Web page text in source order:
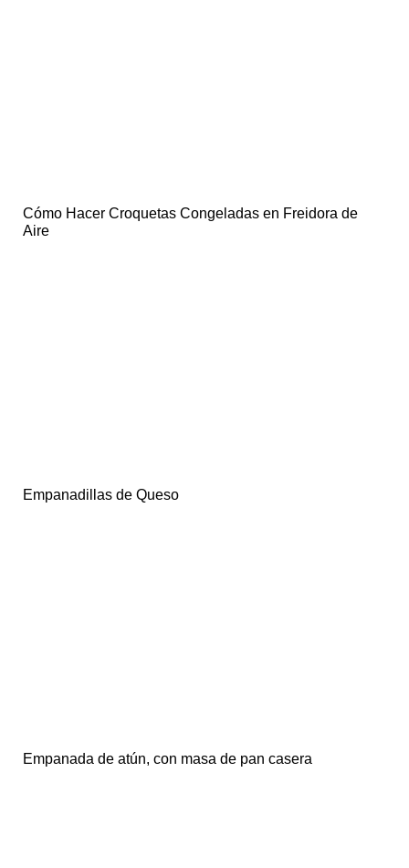
Cómo Hacer Croquetas Congeladas en Freidora de
Aire
Empanadillas de Queso
Empanada de atún, con masa de pan casera